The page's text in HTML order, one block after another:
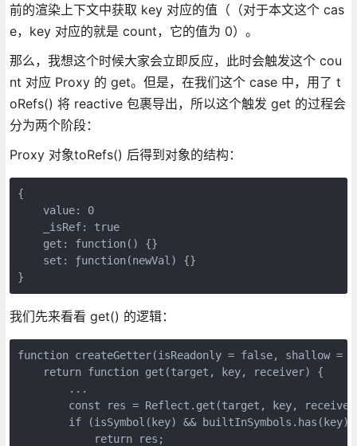
前的渲染上下文中获取 key 对应的值（（对于本文这个 cas
e，key 对应的就是 count，它的值为 0）。
那么，我想这个时候大家会立即反应，此时会触发这个 cou
nt 对应 Proxy 的 get。但是，在我们这个 case 中，用了 t
oRefs() 将 reactive 包裹导出，所以这个触发 get 的过程会
分为两个阶段：
Proxy 对象toRefs() 后得到对象的结构：
{
    value: 0
    _isRef: true
    get: function() {}
    set: ƒunction(newVal) {}
}
我们先来看看 get() 的逻辑：
function createGetter(isReadonly = false, shallow =
    return function get(target, key, receiver) {
        ...
const res = Reflect.get(target, key,
if (isSymbol(key) &&
            return res;